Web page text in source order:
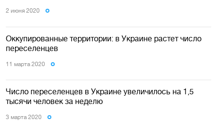
2 июня 2020
Оккупированные территории: в Украине растет число
переселенцев
11 марта 2020
Число переселенцев в Украине увеличилось на 1,5
тысячи человек за неделю
3 марта 2020